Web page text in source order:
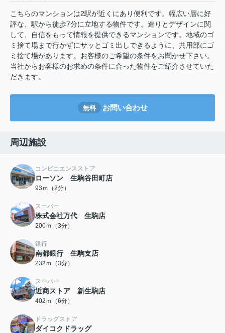
こちらのマンションは2駅が近くにあり便利です。幅広い層に好
評な、駅から徒歩7分に立地する物件です。造りとデザインに関
して、自信をもって情報を提供できるマンションです。地域のゴ
ミ捨て場まで行かずにサッとゴミ出しできるように、共用部にゴ
ミ捨て場があります。お客様のご希望の条件をお聞かせ下さい。
当社からお客様のお求めの条件に合った物件をご紹介させていた
だきます。
無料 お問い合わせ
周辺施設
コンビニエンスストア
ローソン 生駒谷田町店
93ｍ（2分）
スーパー
株式会社万代 生駒店
200ｍ（3分）
銀行
南都銀行 生駒支店
232ｍ（3分）
スーパー
近商ストア 新生駒店
402ｍ（6分）
ドラッグストア
ダイコクドラッグ